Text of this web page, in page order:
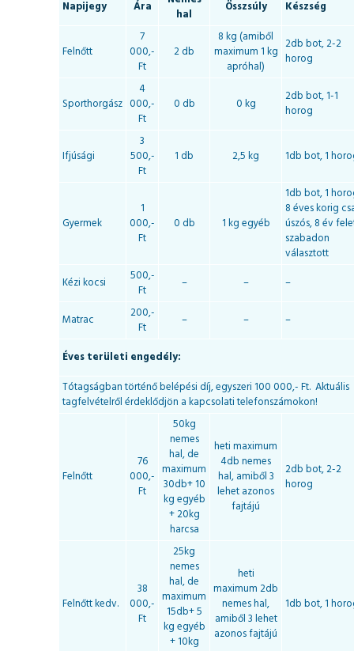
Napijegy Ára
hal
Összsúly Készség
Felnőtt
7
000,-
Ft
2 db
8 kg (amiből
maximum 1 kg
apróhal)
2db bot, 2-2
horog
Sporthorgász
4
000,-
Ft
0 db 0 kg
2db bot, 1-1
horog
Ifjúsági
3
500,-
Ft
1 db 2,5 kg 1db bot, 1
Gyermek
1
000,-
Ft
0 db 1 kg egyéb
1db bot, 1
8 éves korig
úszós, 8 év
szabadon
választott
Kézi kocsi
500,-
Ft
– – –
Matrac
200,-
Ft
– – –
Éves területi engedély:
Tótagságban történő belépési díj, egyszeri 100 000,- Ft. Aktuális
tagfelvételről érdeklődjön a kapcsolati telefonszámokon!
Felnőtt
76
000,-
Ft
50kg
nemes
hal, de
maximum
30db+ 10
kg egyéb
+ 20kg
harcsa
heti maximum
4db nemes
hal, amiből 3
lehet azonos
fajtájú
2db bot, 2-2
horog
Felnőtt kedv.
38
000,-
Ft
25kg
nemes
hal, de
maximum
15db+ 5
kg egyéb
+ 10kg
heti
maximum 2db
nemes hal,
amiből 3 lehet
azonos fajtájú
1db bot, 1